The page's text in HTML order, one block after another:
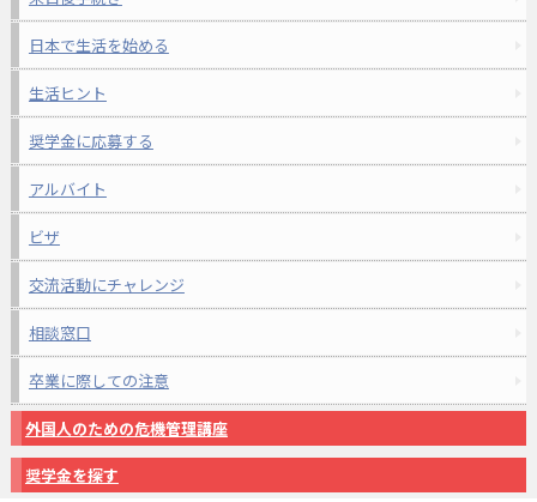
日本で生活を始める
生活ヒント
奨学金に応募する
アルバイト
ビザ
交流活動にチャレンジ
相談窓口
卒業に際しての注意
外国人のための危機管理講座
奨学金を探す